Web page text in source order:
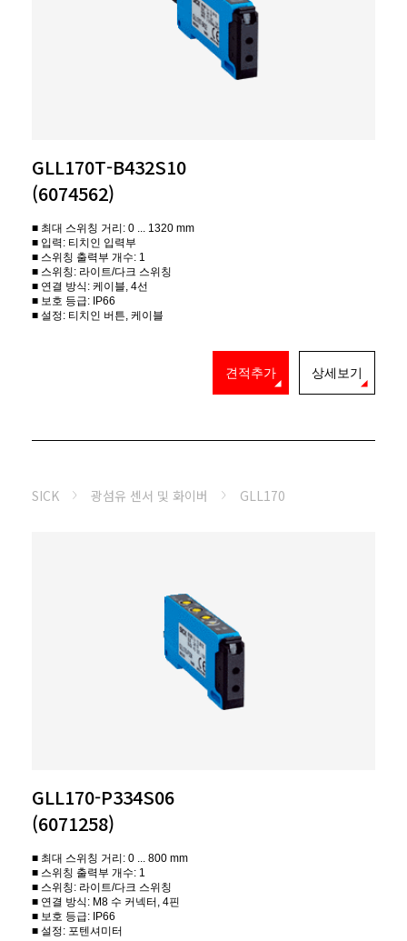
GLL170T-B432S10
(6074562)
■ 최대 스위칭 거리: 0 ... 1320 mm
■ 입력: 티치인 입력부
■ 스위칭 출력부 개수: 1
■ 스위칭: 라이트/다크 스위칭
■ 연결 방식: 케이블, 4선
■ 보호 등급: IP66
■ 설정: 티치인 버튼, 케이블
견적추가 상세보기
SICK 광섬유 센서 및 화이버 GLL170
GLL170-P334S06
(6071258)
■ 최대 스위칭 거리: 0 ... 800 mm
■ 스위칭 출력부 개수: 1
■ 스위칭: 라이트/다크 스위칭
■ 연결 방식: M8 수 커넥터, 4핀
■ 보호 등급: IP66
■ 설정: 포텐셔미터